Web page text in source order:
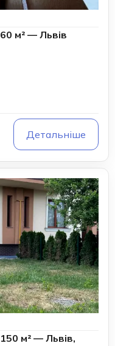
м² — Львів
Детальніше
м² — Львів,